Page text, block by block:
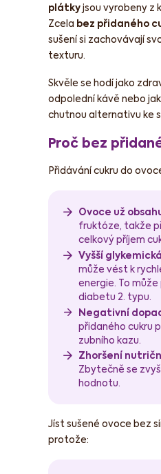
plátkyjsou vyrobeny z
Zcela bez přidaného
sušení si zachovávají
texturu.
Skvěle se hodí jako
odpolední kávě nebo
chutnou alternativu ke
Proč bez
Přidávání cukru do
Ovoce už
fruktóze, takže
celkový příjem
Vyšší
může vést k
energie. To
diabetu 2. typu.
Negativní
přidaného cukru
zubního kazu.
Zhoršení
Zbytečně se
hodnotu.
Jíst sušené ovoce bez
protože: